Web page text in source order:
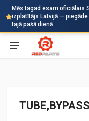
Mēs tagad esam oficiālais
izplatītājs Latvijā — piegāde
tajā pašā dienā
Auto